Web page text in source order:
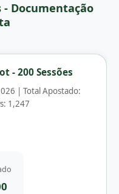
- Documentação
- 200 Sessões
| Total Apostado:
1,247